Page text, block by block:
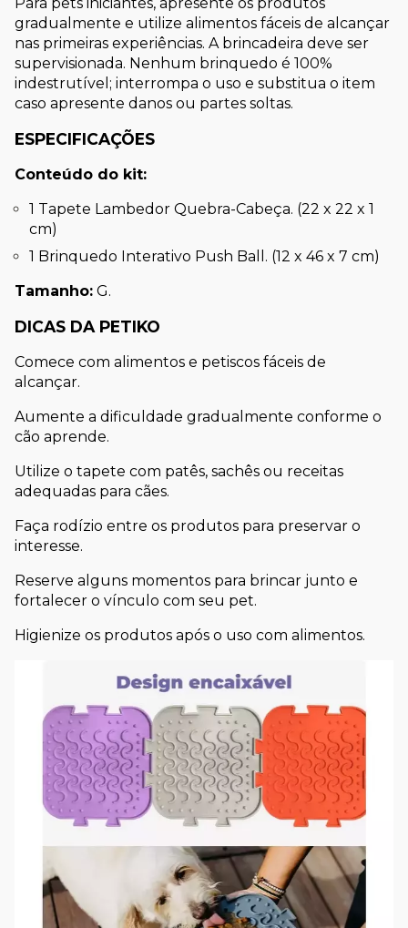
Para pets iniciantes, apresente os produtos
gradualmente e utilize alimentos fáceis de alcançar
nas primeiras experiências. A brincadeira deve ser
supervisionada. Nenhum brinquedo é 100%
indestrutível; interrompa o uso e substitua o item
caso apresente danos ou partes soltas.
ESPECIFICAÇÕES
Conteúdo do kit:
1 Tapete Lambedor Quebra-Cabeça. (22 x 22 x 1
cm)
1 Brinquedo Interativo Push Ball. (12 x 46 x 7 cm)
Tamanho: G.
DICAS DA PETIKO
Comece com alimentos e petiscos fáceis de
alcançar.
Aumente a dificuldade gradualmente conforme o
cão aprende.
Utilize o tapete com patês, sachês ou receitas
adequadas para cães.
Faça rodízio entre os produtos para preservar o
interesse.
Reserve alguns momentos para brincar junto e
fortalecer o vínculo com seu pet.
Higienize os produtos após o uso com alimentos.